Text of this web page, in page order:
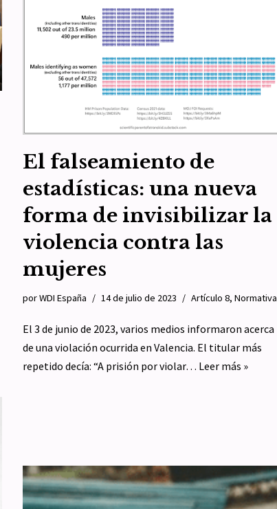
mujeres y niñas, sus causas y sus consecuencias,
Reem…Leer más »
El falseamiento de
estadísticas: una nueva
forma de invisibilizar la
violencia contra las
mujeres
porWDI España 14 de julio de 2023 Artículo 8, Normativa
El 3 de junio de 2023, varios medios informaron acerca
de una violación ocurrida en Valencia. El titular más
repetido decía: “A prisión por violar… Leer más »